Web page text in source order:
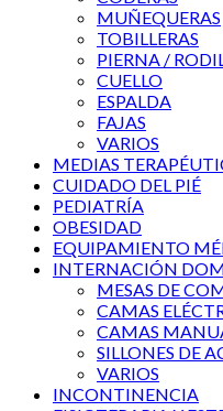
MUÑEQUERAS
TOBILLERAS
PIERNA /
CUELLO
ESPALDA
FAJAS
VARIOS
MEDIAS
CUIDADO DEL PIÉ
PEDIATRÍA
OBESIDAD
EQUIPAMIENTO
INTERNACIÓN
MESAS DE
CAMAS
CAMAS
SILLONES DE
VARIOS
INCONTINENCIA